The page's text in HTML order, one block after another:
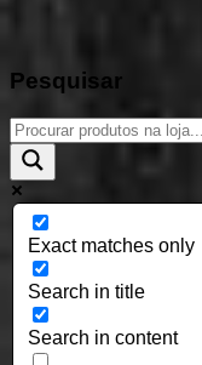
Pesquisar
Exact matches only
Search in title
Search in content